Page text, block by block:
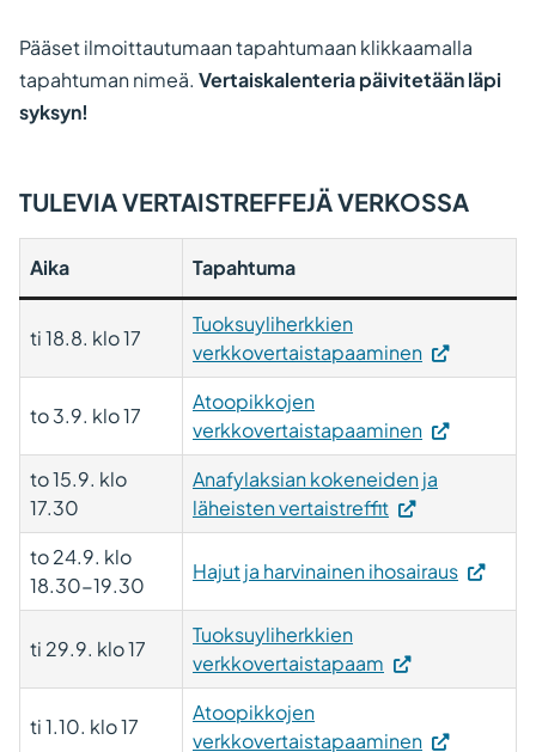
Pääset ilmoittautumaan tapahtumaan klikkaamalla
tapahtuman nimeä. Vertaiskalenteria päivitetään läpi
syksyn!
TULEVIA VERTAISTREFFEJÄ VERKOSSA
Aika Tapahtuma
ti 18.8. klo 17
Tuoksuyliherkkien
verkkovertaistapaaminen
to 3.9. klo 17
Atoopikkojen
verkkovertaistapaaminen
to 15.9. klo
17.30
Anafylaksian kokeneiden ja
läheisten vertaistreffit
to 24.9. klo
18.30-19.30
Hajut ja harvinainen ihosairaus(Vieraile
avautuu
ti 29.9. klo 17
Tuoksuyliherkkien
verkkovertaistapaam
ti 1.10. klo 17
Atoopikkojen
verkkovertaistapaaminen